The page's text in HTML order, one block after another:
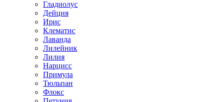
Гладиолус
Дейция
Ирис
Клематис
Лаванда
Лилейник
Лилия
Нарцисс
Примула
Тюльпан
Флокс